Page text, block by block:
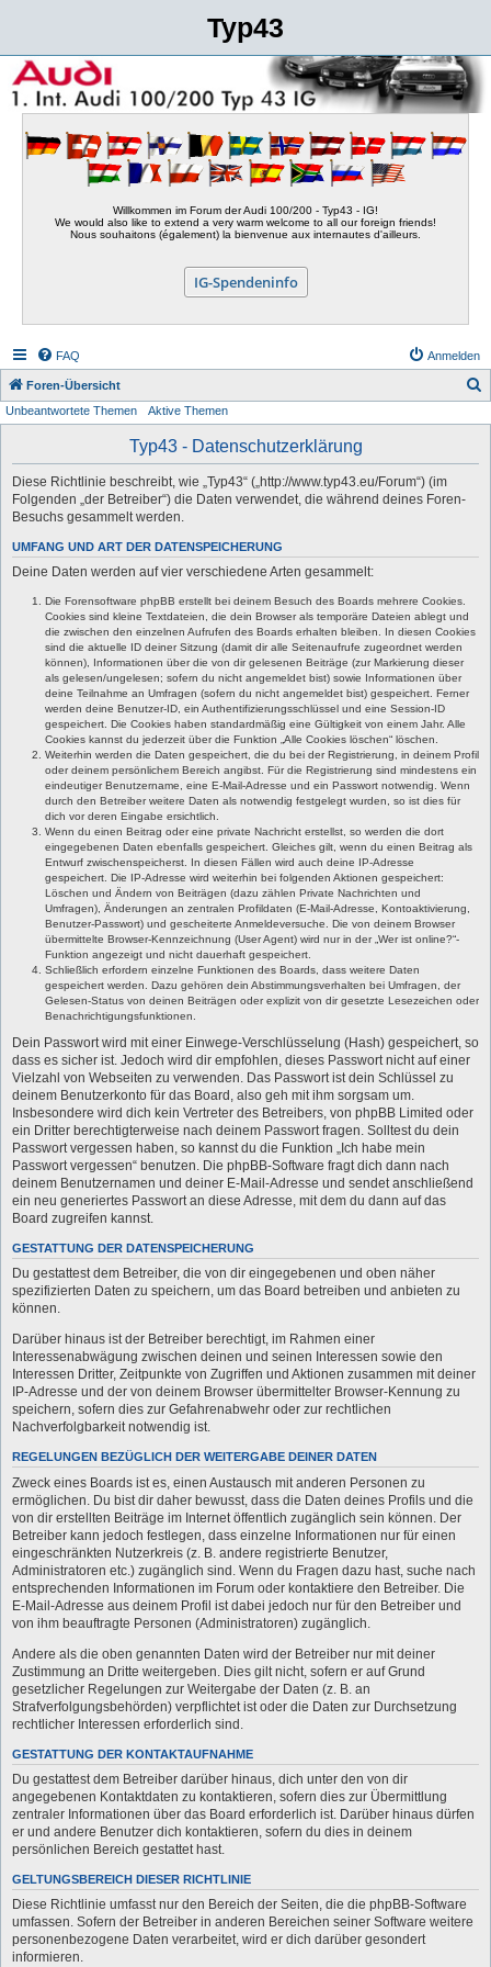
Typ43
Willkommen im Forum der Audi 100/200 - Typ43 - IG!
We would also like to extend a very warm welcome to all our foreign friends!
Nous souhaitons (également) la bienvenue aux internautes d'ailleurs.
IG-Spendeninfo
FAQ Anmelden
Foren-Übersicht
Unbeantwortete Themen Aktive Themen
Typ43 - Datenschutzerklärung
Diese Richtlinie beschreibt, wie „Typ43“ („http://www.typ43.eu/Forum“) (im
Folgenden „der Betreiber“) die Daten verwendet, die während deines Foren-
Besuchs gesammelt werden.
UMFANG UND ART DER DATENSPEICHERUNG
Deine Daten werden auf vier verschiedene Arten gesammelt:
Die Forensoftware phpBB erstellt bei deinem Besuch des Boards mehrere Cookies.
Cookies sind kleine Textdateien, die dein Browser als temporäre Dateien ablegt und
die zwischen den einzelnen Aufrufen des Boards erhalten bleiben. In diesen Cookies
sind die aktuelle ID deiner Sitzung (damit dir alle Seitenaufrufe zugeordnet werden
können), Informationen über die von dir gelesenen Beiträge (zur Markierung dieser
als gelesen/ungelesen; sofern du nicht angemeldet bist) sowie Informationen über
deine Teilnahme an Umfragen (sofern du nicht angemeldet bist) gespeichert. Ferner
werden deine Benutzer-ID, ein Authentifizierungsschlüssel und eine Session-ID
gespeichert. Die Cookies haben standardmäßig eine Gültigkeit von einem Jahr. Alle
Cookies kannst du jederzeit über die Funktion „Alle Cookies löschen“ löschen.
Weiterhin werden die Daten gespeichert, die du bei der Registrierung, in deinem Profil
oder deinem persönlichem Bereich angibst. Für die Registrierung sind mindestens ein
eindeutiger Benutzername, eine E-Mail-Adresse und ein Passwort notwendig. Wenn
durch den Betreiber weitere Daten als notwendig festgelegt wurden, so ist dies für
dich vor deren Eingabe ersichtlich.
Wenn du einen Beitrag oder eine private Nachricht erstellst, so werden die dort
eingegebenen Daten ebenfalls gespeichert. Gleiches gilt, wenn du einen Beitrag als
Entwurf zwischenspeicherst. In diesen Fällen wird auch deine IP-Adresse
gespeichert. Die IP-Adresse wird weiterhin bei folgenden Aktionen gespeichert:
Löschen und Ändern von Beiträgen (dazu zählen Private Nachrichten und
Umfragen), Änderungen an zentralen Profildaten (E-Mail-Adresse, Kontoaktivierung,
Benutzer-Passwort) und gescheiterte Anmeldeversuche. Die von deinem Browser
übermittelte Browser-Kennzeichnung (User Agent) wird nur in der „Wer ist online?“-
Funktion angezeigt und nicht dauerhaft gespeichert.
Schließlich erfordern einzelne Funktionen des Boards, dass weitere Daten
gespeichert werden. Dazu gehören dein Abstimmungsverhalten bei Umfragen, der
Gelesen-Status von deinen Beiträgen oder explizit von dir gesetzte Lesezeichen oder
Benachrichtigungsfunktionen.
Dein Passwort wird mit einer Einwege-Verschlüsselung (Hash) gespeichert, so
dass es sicher ist. Jedoch wird dir empfohlen, dieses Passwort nicht auf einer
Vielzahl von Webseiten zu verwenden. Das Passwort ist dein Schlüssel zu
deinem Benutzerkonto für das Board, also geh mit ihm sorgsam um.
Insbesondere wird dich kein Vertreter des Betreibers, von phpBB Limited oder
ein Dritter berechtigterweise nach deinem Passwort fragen. Solltest du dein
Passwort vergessen haben, so kannst du die Funktion „Ich habe mein
Passwort vergessen“ benutzen. Die phpBB-Software fragt dich dann nach
deinem Benutzernamen und deiner E-Mail-Adresse und sendet anschließend
ein neu generiertes Passwort an diese Adresse, mit dem du dann auf das
Board zugreifen kannst.
GESTATTUNG DER DATENSPEICHERUNG
Du gestattest dem Betreiber, die von dir eingegebenen und oben näher
spezifizierten Daten zu speichern, um das Board betreiben und anbieten zu
können.
Darüber hinaus ist der Betreiber berechtigt, im Rahmen einer
Interessenabwägung zwischen deinen und seinen Interessen sowie den
Interessen Dritter, Zeitpunkte von Zugriffen und Aktionen zusammen mit deiner
IP-Adresse und der von deinem Browser übermittelter Browser-Kennung zu
speichern, sofern dies zur Gefahrenabwehr oder zur rechtlichen
Nachverfolgbarkeit notwendig ist.
REGELUNGEN BEZÜGLICH DER WEITERGABE DEINER DATEN
Zweck eines Boards ist es, einen Austausch mit anderen Personen zu
ermöglichen. Du bist dir daher bewusst, dass die Daten deines Profils und die
von dir erstellten Beiträge im Internet öffentlich zugänglich sein können. Der
Betreiber kann jedoch festlegen, dass einzelne Informationen nur für einen
eingeschränkten Nutzerkreis (z. B. andere registrierte Benutzer,
Administratoren etc.) zugänglich sind. Wenn du Fragen dazu hast, suche nach
entsprechenden Informationen im Forum oder kontaktiere den Betreiber. Die
E-Mail-Adresse aus deinem Profil ist dabei jedoch nur für den Betreiber und
von ihm beauftragte Personen (Administratoren) zugänglich.
Andere als die oben genannten Daten wird der Betreiber nur mit deiner
Zustimmung an Dritte weitergeben. Dies gilt nicht, sofern er auf Grund
gesetzlicher Regelungen zur Weitergabe der Daten (z. B. an
Strafverfolgungsbehörden) verpflichtet ist oder die Daten zur Durchsetzung
rechtlicher Interessen erforderlich sind.
GESTATTUNG DER KONTAKTAUFNAHME
Du gestattest dem Betreiber darüber hinaus, dich unter den von dir
angegebenen Kontaktdaten zu kontaktieren, sofern dies zur Übermittlung
zentraler Informationen über das Board erforderlich ist. Darüber hinaus dürfen
er und andere Benutzer dich kontaktieren, sofern du dies in deinem
persönlichen Bereich gestattet hast.
GELTUNGSBEREICH DIESER RICHTLINIE
Diese Richtlinie umfasst nur den Bereich der Seiten, die die phpBB-Software
umfassen. Sofern der Betreiber in anderen Bereichen seiner Software weitere
personenbezogene Daten verarbeitet, wird er dich darüber gesondert
informieren.